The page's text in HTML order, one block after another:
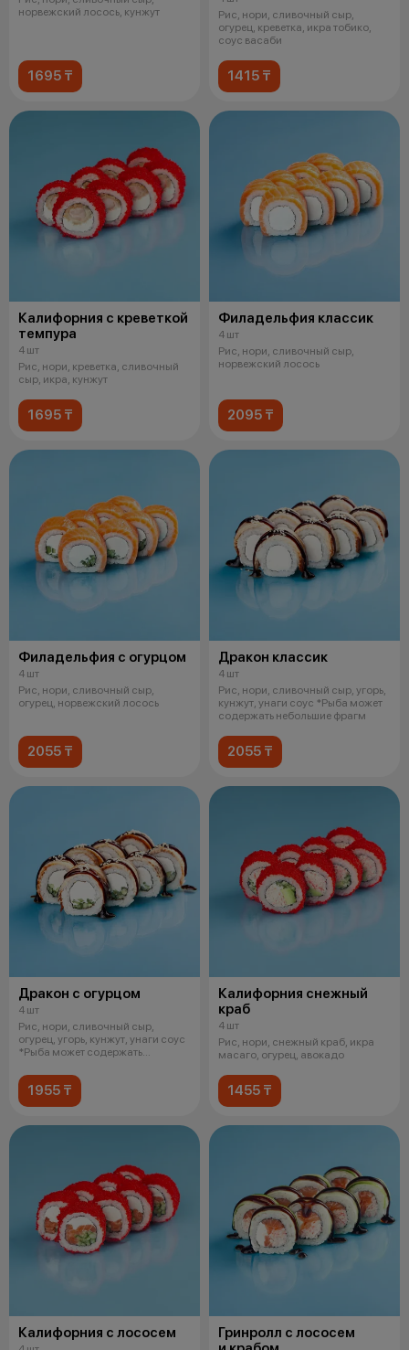
норвежский лосось, кунжут
1695 ₸
Рис, нори, сливочный сыр,
огурец, креветка, икра тобико,
соус васаби
1415 ₸
Калифорния с креветкой
темпура
4 шт
Рис, нори, креветка, сливочный
сыр, икра, кунжут
1695 ₸
Филадельфия классик
4 шт
Рис, нори, сливочный сыр,
норвежский лосось
2095 ₸
Филадельфия с огурцом
4 шт
Рис, нори, сливочный сыр,
огурец, норвежский лосось
2055 ₸
Дракон классик
4 шт
Рис, нори, сливочный сыр, угорь,
кунжут, унаги соус *Рыба может
содержать небольшие фрагм
2055 ₸
Дракон с огурцом
4 шт
Рис, нори, сливочный сыр,
огурец, угорь, кунжут, унаги соус
*Рыба может содержать
1955 ₸
Калифорния снежный
краб
4 шт
Рис, нори, снежный краб, икра
масаго, огурец, авокадо
1455 ₸
Калифорния с лососем
Гринролл с лососем